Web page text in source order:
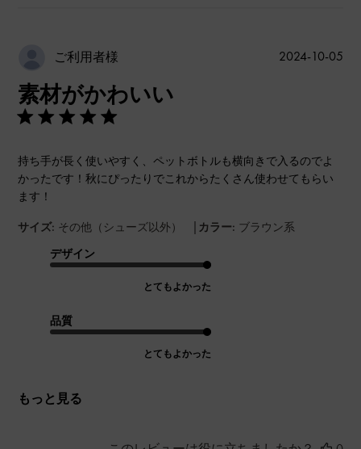
ご利用者様
素材がかわいい
持ち手が長く使いやすく、ペットボトルも横向きで入るのでよ
かったです！秋にぴったりでこれからたくさん使わせてもらい
ます！
サイズ: その他（シューズ以外） | カラー: ブラウン系
デザイン
とてもよかった
品質
とてもよかった
もっと見る
公
2024-10-05